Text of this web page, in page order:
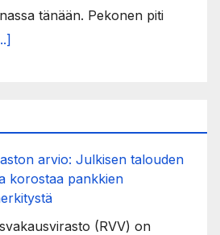
tänään. Pekonen piti
arvio: Julkisen talouden
korostaa pankkien
(RVV) on